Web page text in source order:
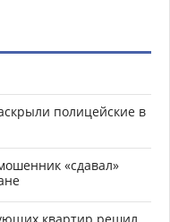
полицейские в
«сдавал»
квартир решил